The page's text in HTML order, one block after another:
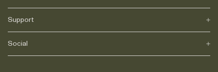
Vores historie
Journals
Karriere
Support
FAQs
Levering
Social